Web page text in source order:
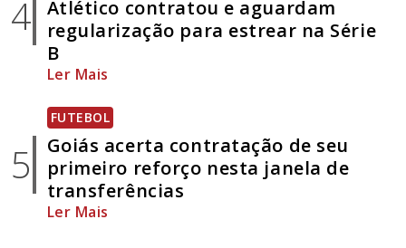
4
Atlético contratou e aguardam
regularização para estrear na Série
B
Ler Mais
5
FUTEBOL
Goiás acerta contratação de seu
primeiro reforço nesta janela de
transferências
Ler Mais